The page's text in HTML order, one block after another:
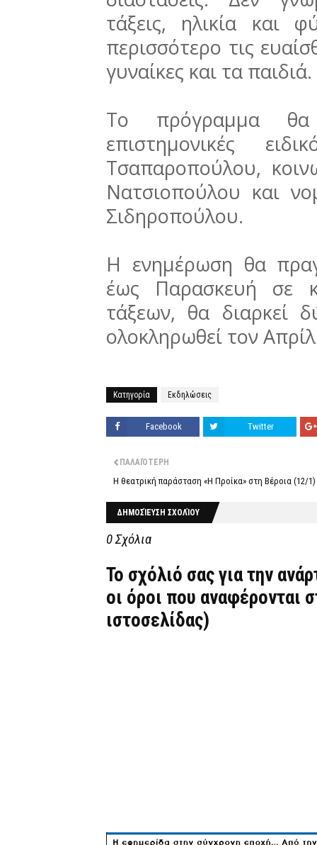
τάξεις, ηλικία και
περισσότερο τις
γυναίκες και τα παιδιά.
Το πρόγραμμα θα
επιστημονικές
Τσαπαροπούλου,
Νατσιοπούλου και
Σιδηροπούλου.
Η ενημέρωση θα
έως Παρασκευή σε
τάξεων, θα διαρκεί
ολοκληρωθεί τον
Κατηγορία Εκδηλώσεις
Facebook Twitter
ΠΑΛΑΙΌΤΕΡΗ
Η θεατρική παράσταση «Η Προίκα» στη Βέροια (12/1)
ΔΗΜΟΣΊΕΥΣΗ ΣΧΟΛΊΟΥ
0 Σχόλια
Το σχόλιό σας για την
οι όροι που αναφέρονται
ιστοσελίδας)